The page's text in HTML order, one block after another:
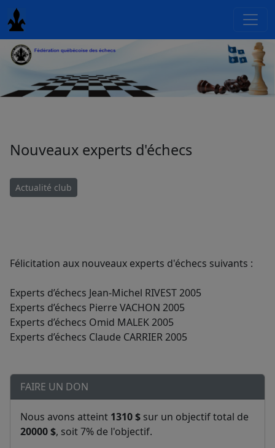
Nouveaux experts d'échecs
Actualité club
Félicitation aux nouveaux experts d'échecs suivants :
Experts d’échecs Jean-Michel RIVEST 2005
Experts d’échecs Pierre VACHON 2005
Experts d’échecs Omid MALEK 2005
Experts d’échecs Claude CARRIER 2005
FAIRE UN DON
Nous avons atteint 1310 $ sur un objectif total de
20000 $, soit 7% de l'objectif.